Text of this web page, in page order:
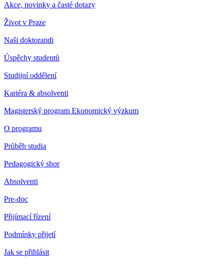
Akce, novinky a časté dotazy
Život v Praze
Naši doktorandi
Úspěchy studentů
Studijní oddělení
Kariéra & absolventi
Magisterský program Ekonomický výzkum
O programu
Průběh studia
Pedagogický sbor
Absolventi
Pre-doc
Přijímací řízení
Podmínky přijetí
Jak se přihlásit